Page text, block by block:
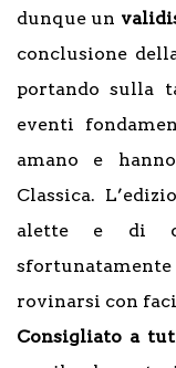
dunque un
conclusione
portando sulla
eventi
amano e
Classica.
alette e di
rovinarsi con
Consigliato a